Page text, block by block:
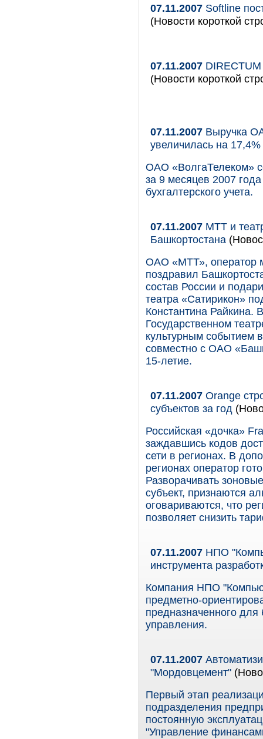
07.11.2007 Softline
(Новости короткой
07.11.2007
(Новости короткой
07.11.2007 Выручка
увеличилась на 17,4%
ОАО «ВолгаТелеком»
за 9 месяцев 2007
бухгалтерского учета.
07.11.2007 МТТ и
Башкортостана
ОАО «МТТ», оператор
поздравил
состав России и
театра «Сатирикон»
Константина
Государственном
культурным событием
совместно с ОАО
15-летие.
07.11.2007 Orange
субъектов за год
Российская «дочка»
заждавшись кодов
сети в регионах. В
регионах оператор
Разворачивать
субъект, признаются
оговариваются, что
позволяет снизить
07.11.2007 НПО
инструмента
Компания НПО
предметно-
предназначенного для
управления.
07.11.2007
"Мордовцемент"
Первый этап
подразделения
постоянную
"Управление